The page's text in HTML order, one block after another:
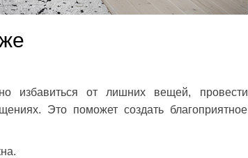
избавиться от лишних вещей, провести
Это поможет создать благоприятное